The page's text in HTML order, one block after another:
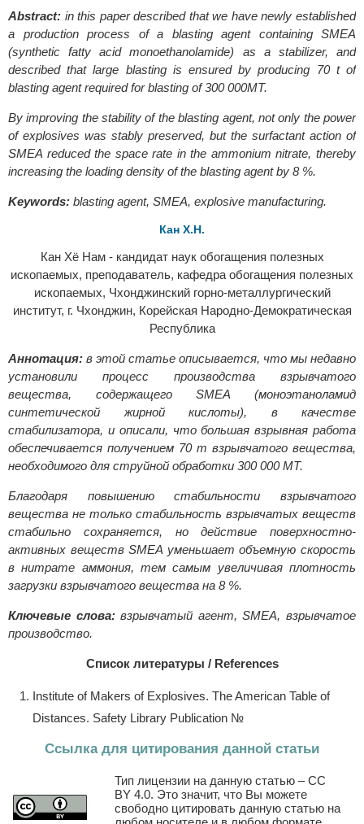
Abstract: in this paper described that we have newly established
a production process of a blasting agent containing SMEA
(synthetic fatty acid monoethanolamide) as a stabilizer, and
described that large blasting is ensured by producing 70 t of
blasting agent required for blasting of 300 000MT.
By improving the stability of the blasting agent, not only the power
of explosives was stably preserved, but the surfactant action of
SMEA reduced the space rate in the ammonium nitrate, thereby
increasing the loading density of the blasting agent by 8 %.
Keywords: blasting agent, SMEA, explosive manufacturing.
Кан Х.Н.
Кан Хё Нам - кандидат наук обогащения полезных
ископаемых, преподаватель, кафедра обогащения полезных
ископаемых, Чхонджинский горно-металлургический
институт, г. Чхонджин, Корейская Народно-Демократическая
Республика
Аннотация: в этой статье описывается, что мы недавно
установили процесс производства взрывчатого
вещества, содержащего SMEA (моноэтаноламид
синтетической жирной кислоты), в качестве
стабилизатора, и описали, что большая взрывная работа
обеспечивается получением 70 т взрывчатого вещества,
необходимого для струйной обработки 300 000 МТ.
Благодаря повышению стабильности взрывчатого
вещества не только стабильность взрывчатых веществ
стабильно сохраняется, но действие поверхностно-
активных веществ SMEA уменьшает объемную скорость
в нитрате аммония, тем самым увеличивая плотность
загрузки взрывчатого вещества на 8 %.
Ключевые слова:взрывчатый агент, SMEA, взрывчатое
производство.
Список литературы / References
Institute of Makers of Explosives. The American Table of
Distances. Safety Library Publication №
Ссылка для цитирования данной статьи
Тип лицензии на данную статью – CC
BY 4.0. Это значит, что Вы можете
свободно цитировать данную статью на